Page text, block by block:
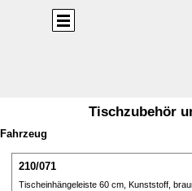
Direkt zum Seiteninhalt
Tischzubehör
Fahrzeug
210/071
Tischeinhängeleiste 60 cm, Kunststoff,